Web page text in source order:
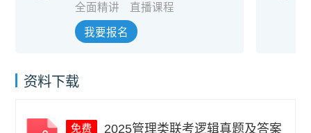
全面精讲 直播课程
我要报名
资料下载